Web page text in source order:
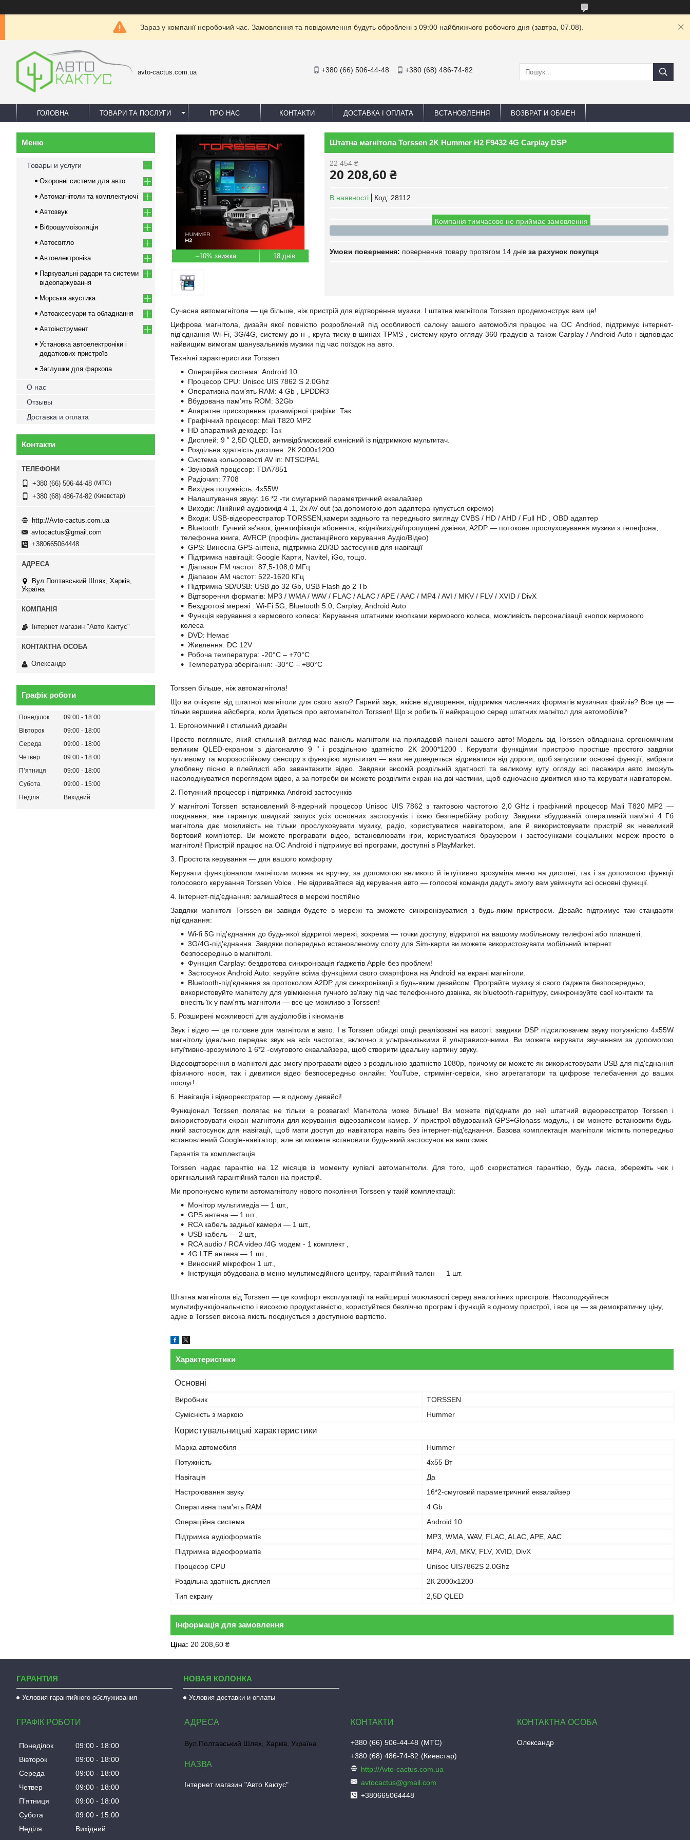
Зараз у компанії неробочий час. Замовлення та повідомлення будуть оброблені з 09:00 найближчого робочого дня (завтра, 07.08).
avto-cactus.com.ua +380 (66) 506-44-48 +380 (68) 486-74-82
ГОЛОВНА ТОВАРИ ТА ПОСЛУГИ ПРО НАС КОНТАКТИ ДОСТАВКА І ОПЛАТА ВСТАНОВЛЕННЯ ВОЗВРАТ И ОБМЕН
–10% 18 днів
Штатна магнітола Torssen 2K Hummer H2 F9432 4G Carplay DSP
22 454 ₴
20 208,60 ₴
В наявності Код: 28112
Компанія тимчасово не приймає замовлення
повернення товару протягом 14 днів за рахунок покупця
Сучасна автомагнітола — це більше, ніж пристрій для відтворення музики. І штатна магнітола Torssen продемонструє вам це!
Цифрова магнітола, дизайн якої повністю розроблений під особливості салону вашого автомобіля працює на ОС Andriod, підтримує інтернет-
під'єднання Wi-Fi, 3G/4G, систему до н , круга тиску в шинах TPMS систему круго огляду 360 градусів а також Carplay / Android Auto і відповідає
найвищим вимогам шанувальників музики під час поїздок на авто.
Технічні характеристики Torssen
Операційна система: Android 10
Процесор CPU: Unisoc UIS 7862 S 2.0Ghz
Оперативна пам'ять RAM: 4 Gb
, LPDDR3
Вбудована пам'ять ROM: 32Gb
Апаратне прискорення тривимірної графіки: Так
Графічний процесор: Mali T820 MP2
HD апаратний декодер: Так
Дисплей: 9 ” 2,5D QLED, антивідблисковий ємнісний із підтримкою мультитач.
Роздільна здатність дисплея: 2К 2000х1200
Система кольоровості AV in: NTSC/PAL
Звуковий процесор: TDA7851
Радіочип: 7708
Вихідна потужність: 4х55W
Налаштування звуку: 16 *2 -ти смугарний параметричний еквалайзер
Виходи: Лінійний аудіовихід 4 .1, 2x AV out (за допомогою доп адаптера купується окремо)
Входи: USB-відеореєстратор TORSSEN,камери заднього та переднього вигляду CVBS / HD /AHD / Full HD OBD адаптер
Bluetooth: Гучний зв'язок, ідентифікація абонента, вхідні/вихідні/пропущені дзвінки, A2DP — потокове прослуховування музики з телефона,
телефонна книга, AVRCP (профіль дистанційного керування Аудіо/Відео)
GPS: Виносна GPS-антена, підтримка 2D/3D застосунків для навігації
Підтримка навігації: Google Карти, Navitel, iGo, тощо.
Діапазон FM частот: 87,5-108,0 МГц
Діапазон АМ частот: 522-1620 КГц
Підтримка SD/USB: USB до 32 Gb, USB Flash до 2 Tb
Відтворення форматів: MP3 / WMA / WAV / FLAC / ALAC / APE / AAC / MP4 / AVI / MKV / FLV / XVID / DivX
Бездротові мережі : Wi-Fi 5G, Bluetooth 5.0, Carplay, Android Auto
Функція керування з кермового колеса: Керування штатними кнопками кермового колеса, можливість персоналізації кнопок кермового
колеса
DVD: Немає
Живлення: DC 12V
Робоча температура: -20°C – +70°C
Температура зберігання: -30°C – +80°C
Torssen більше, ніж автомагнітола!
Що ви очікуєте від штатної магнітоли для свого авто? Гарний звук, якісне відтворення, підтримка численних форматів музичних файлів? Все це —
тільки вершина айсберга, коли йдеться про автомагнітол Torssen! Що ж робить її найкращою серед штатних магнітол для автомобілів?
1. Ергономічний і стильний дизайн
Просто погляньте, який стильний вигляд має панель магнітоли на приладовій панелі вашого авто! Модель від Torssen обладнана ергономічним
великим QLED-екраном з діагоналлю 9 ’’ і роздільною здатністю 2K 2000*1200
. Керувати функціями пристрою простіше простого завдяки
чутливому та морозостійкому сенсору з функцією мультитач — вам не доведеться відриватися від дороги, щоб запустити основні функції, вибрати
улюблену пісню в плейлисті або завантажити відео. Завдяки високій роздільній здатності та великому куту огляду всі пасажири авто зможуть
насолоджуватися переглядом відео, а за потреби ви можете розділити екран на дві частини, щоб одночасно дивитися кіно та керувати навігатором.
2. Потужний процесор і підтримка Android застосунків
У магнітолі Torssen встановлений 8-ядерний процесор Unisoc UIS 7862 з тактовою частотою 2,0 GHz і графічний процесор Mali T820 MP2 —
поєднання, яке гарантує швидкий запуск усіх основних застосунків і їхню безперебійну роботу. Завдяки вбудованій оперативній пам'яті 4 Гб
магнітола дає можливість не тільки прослуховувати музику, радіо, користуватися навігатором, але й використовувати пристрій як невеликий
бортовий комп'ютер. Ви можете програвати відео, встановлювати ігри, користуватися браузером і застосунками соціальних мереж просто в
магнітолі! Пристрій працює на ОС Android і підтримує всі програми, доступні в PlayMarket.
3. Простота керування — для вашого комфорту
Керувати функціоналом магнітоли можна як вручну, за допомогою великого й інтуїтивно зрозуміла меню на дисплеї, так і за допомогою функції
голосового керування Torssen Voice
. Не відривайтеся від керування авто — голосові команди дадуть змогу вам увімкнути всі основні функції.
4. Інтернет-під'єднання: залишайтеся в мережі постійно
Завдяки магнітолі Torssen ви завжди будете в мережі та зможете синхронізуватися з будь-яким пристроєм. Девайс підтримує такі стандарти
під'єднання:
Wi-fi 5G під'єднання до будь-якої відкритої мережі, зокрема — точки доступу, відкритої на вашому мобільному телефоні або планшеті.
3G/4G-під'єднання. Завдяки попередньо встановленому слоту для Sim-карти ви можете використовувати мобільний інтернет
безпосередньо в магнітолі.
Функция Carplay: бездротова синхронізація ґаджетів Apple без проблем!
Застосунок Android Auto: керуйте всіма функціями свого смартфона на Android на екрані магнітоли.
Bluetooth-під'єднання за протоколом A2DP для синхронізації з будь-яким девайсом. Програйте музику зі свого ґаджета безпосередньо,
використовуйте магнітолу для увімкнення гучного зв'язку під час телефонного дзвінка, як bluetooth-гарнітуру, синхронізуйте свої контакти та
внесіть їх у пам'ять магнітоли — все це можливо з Torssen!
5. Розширені можливості для аудіолюбів і кіноманів
Звук і відео — це головне для магнітоли в авто. І в Torssen обидві опції реалізовані на висоті: завдяки DSP підсилювачем звуку потужністю 4х55W
магнітолу ідеально передає звук на всіх частотах, включно з ультранизькими й ультрависочними. Ви можете керувати звучанням за допомогою
інтуїтивно-зрозумілого 1 6*2 -смугового еквалайзера, щоб створити ідеальну картину звуку.
Відеовідтворення в магнітолі дає змогу програвати відео з роздільною здатністю 1080р, причому ви можете як використовувати USB для під'єднання
фізичного носія, так і дивитися відео безпосередньо онлайн: YouTube, стримінг-сервіси, кіно агрегататори та цифрове телебачення до ваших
послуг!
6. Навігація і відеореєстратор — в одному девайсі!
Функціонал Torssen полягає не тільки в розвагах! Магнітола може більше! Ви можете під'єднати до неї штатний відеореєстратор Torssen і
використовувати екран магнітоли для керування відеозаписом камер. У пристрої вбудований GPS+Glonass модуль, і ви можете встановити будь-
який застосунок для навігації, щоб мати доступ до навігатора навіть без інтернет-під'єднання. Базова комплектація магнітоли містить попередньо
встановлений Google-навігатор, але ви можете встановити будь-який застосунок на ваш смак.
Гарантія та комплектація
Torssen надає гарантію на 12 місяців із моменту купівлі автомагнітоли. Для того, щоб скористатися гарантією, будь ласка, збережіть чек і
оригінальний гарантійний талон на пристрій.
Ми пропонуємо купити автомагнітолу нового покоління Torssen у такій комплектації:
Монітор мультимедіа — 1 шт.,
GPS антена — 1 шт.,
RCA кабель задньої камери — 1 шт.,
USB кабель — 2 шт.,
RCA audio / RCA video /4G модем - 1 комплект
4G LTE антена — 1 шт.,
Виносний мікрофон 1 шт.,
Інструкція вбудована в меню мультимедійного центру, гарантійний талон — 1 шт.
Штатна магнітола від Torssen — це комфорт експлуатації та найширші можливості серед аналогічних пристроїв. Насолоджуйтеся
мультифункціональністю і високою продуктивністю, користуйтеся безліччю програм і функцій в одному пристрої, і все це — за демократичну ціну,
адже в Torssen висока якість поєднується з доступною вартістю.
Характеристики
Основні
Виробник
TORSSEN
Сумісність з маркою
Hummer
Користувальницькі характеристики
Марка автомобіля
Hummer
Потужність
4х55 Вт
Навігація
Да
Настроювання звуку
16*2-смуговий параметричний еквалайзер
Оперативна пам'ять RAM
4 Gb
Операційна система
Android 10
Підтримка аудіоформатів
MP3, WMA, WAV, FLAC, ALAC, APE, AAC
Підтримка відеоформатів
MP4, AVI, MKV, FLV, XVID, DivX
Процесор CPU
Unisoc UIS7862S 2.0Ghz
Роздільна здатність дисплея
2К 2000x1200
Тип екрану
2,5D QLED
Інформація для замовлення
Ціна: 20 208,60 ₴
Товары и услуги
Охоронні системи для авто
Автомагнітоли та комплектуючі
Автозвук
Віброшумоізоляція
Автосвітло
Автоелектроніка
Паркувальні радари та системи
відеопаркування
Морська акустика
Автоаксесуари та обладнання
Автоінструмент
Установка автоелектроніки і
додаткових пристроїв
Заглушки для фаркопа
О нас
Отзывы
Доставка и оплата
Контакти
+380 (66) 506-44-48 МТС
+380 (68) 486-74-82 Киевстар
http://Avto-cactus.com.ua
avtocactus@gmail.com
+380665064448
Вул.Полтавський Шлях, Харків,
Україна
Інтернет магазин "Авто Кактус"
Олександр
Графік роботи
Понеділок 09:00
18:00
Вівторок
09:00
18:00
Середа
09:00
18:00
Четвер
09:00
18:00
Пʼятниця
09:00
18:00
Субота
09:00
15:00
Неділя
Вихідний
ГАРАНТИЯ
Условия гарантийного обслуживания
НОВАЯ КОЛОНКА
Условия доставки и оплаты
ГРАФІК РОБОТИ
Понеділок 09:00
18:00
Вівторок
09:00
18:00
Середа
09:00
18:00
Четвер
09:00
18:00
Пʼятниця
09:00
18:00
Субота
09:00
15:00
Неділя
Вихідний
Вул.Полтавський Шлях, Харків, Україна
Інтернет магазин "Авто Кактус"
+380 (66) 506-44-48
МТС
+380 (68) 486-74-82
Киевстар
http://Avto-cactus.com.ua
avtocactus@gmail.com
+380665064448
Олександр